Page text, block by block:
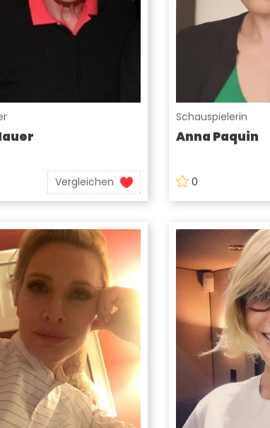
Vergleichen
Schauspielerin
Anna Paquin
0